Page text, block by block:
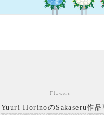
Flowers
Yuuri HorinoのSakaseru作品